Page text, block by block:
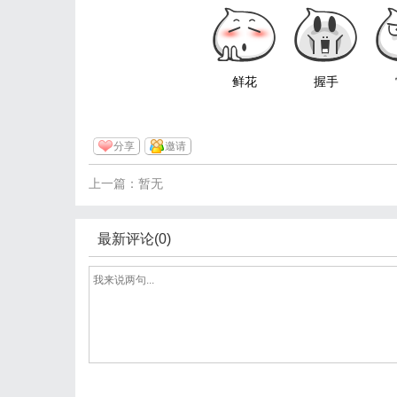
鲜花 握手
分享 邀请
上一篇：暂无
最新评论(0)